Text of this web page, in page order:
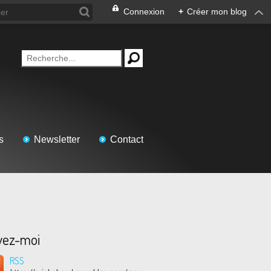
Connexion + Créer mon blog
Newsletter Contact
moi
RSS